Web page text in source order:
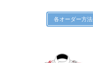
各オーダー方